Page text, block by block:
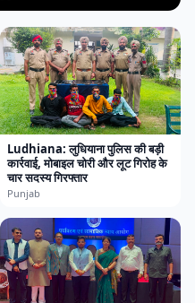
Ludhiana: लुधियाना पुलिस की बड़ी
कार्रवाई, मोबाइल चोरी और लूट गिरोह के
चार सदस्य गिरफ्तार
Punjab